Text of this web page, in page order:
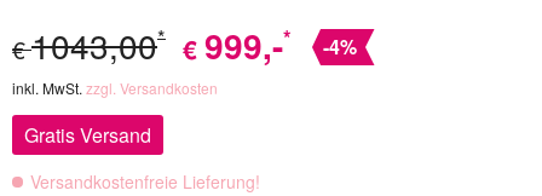
€1043,00* € 999,-* -4%
inkl. MwSt. zzgl. Versandkosten
Gratis Versand
Versandkostenfreie Lieferung!